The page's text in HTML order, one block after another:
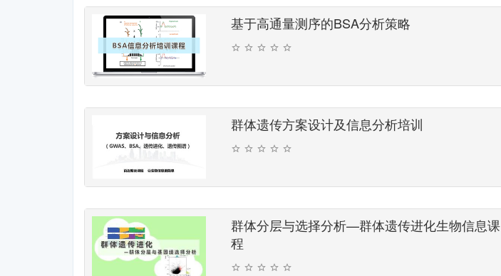
基于高通量测序的BSA分析策略
群体遗传方案设计及信息分析培训
群体分层与选择分析—群体遗传进化生物信息课
程